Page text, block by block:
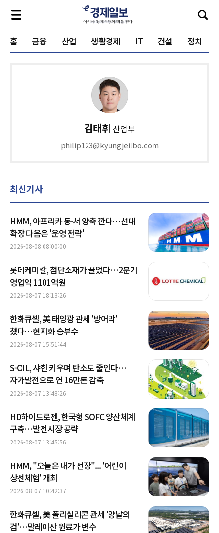
홈 금융 산업 생활경제 IT 건설 정치
김태휘 산업부
philip123@kyungjeilbo.com
최신기사
HMM, 아프리카 동·서 양축 깐다…선대
확장 다음은 '운영 전략'
2026-08-08 08:00:00
롯데케미칼, 첨단소재가 끌었다…2분기
영업익 1101억원
2026-08-07 18:13:26
한화큐셀, 美 태양광 관세 '방어막'
쳤다…현지화 승부수
2026-08-07 15:51:44
S-OIL, 샤힌 키우며 탄소도 줄인다…
자가발전으로 연 16만톤 감축
2026-08-07 13:48:26
HD하이드로젠, 한국형 SOFC 양산체계
구축…발전시장 공략
2026-08-07 13:45:56
HMM, "오늘은 내가 선장"... '어린이
상선체험' 개최
2026-08-07 10:42:37
한화큐셀, 美 폴리실리콘 관세 '양날의
검'…말레이산 원료가 변수